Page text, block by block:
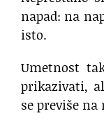
napad: na
isto.
Umetnost
prikazivati,
se previše